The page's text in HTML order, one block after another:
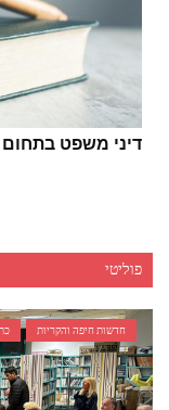
דיני משפט
פוליטי
חדשות חיפה והקריות